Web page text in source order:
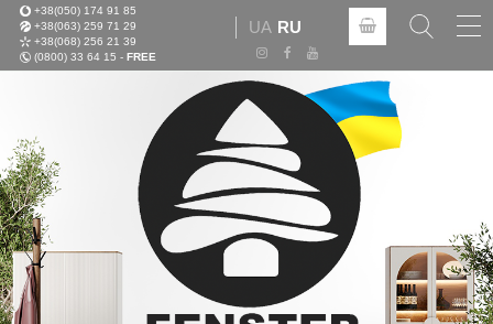
+38(050) 174 91 85
+38(063) 259 71 29
+38(068) 256 21 39
(0800) 33 64 15 - FREE
UA RU